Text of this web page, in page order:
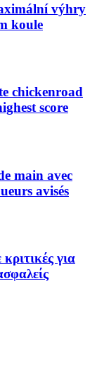
výhry
koule
chickenroad
score
main avec
avisés
για